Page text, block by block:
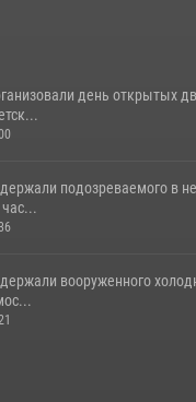
день открытых
подозреваемого в
вооруженного